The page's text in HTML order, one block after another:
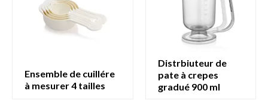
ensemble de cuillére
à mesurer 4 tailles
distrbiuteur de
pate à crepes
gradué 900 ml